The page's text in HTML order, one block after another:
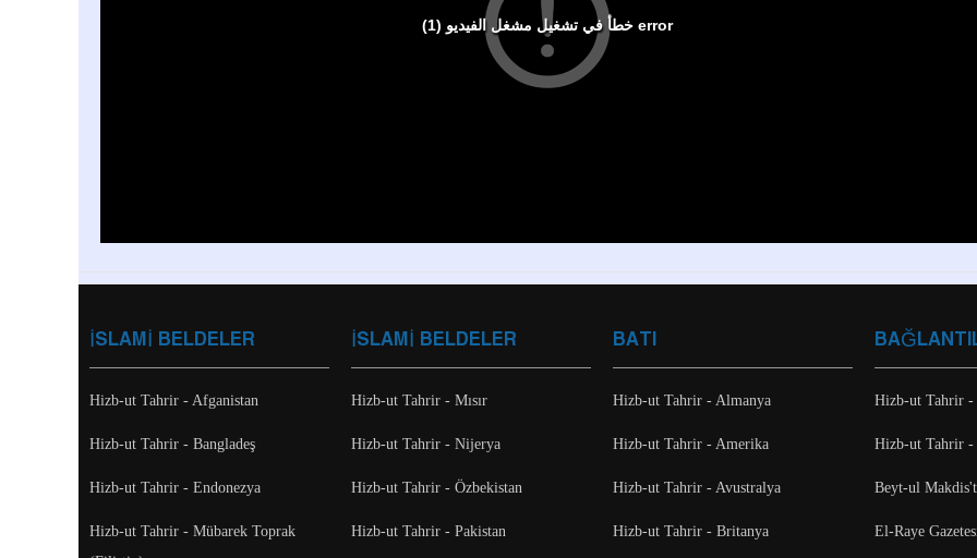
Hizb-ut Tahrir -
Hizb-ut Tahrir -
Beyt-ul
El-Raye
BATI
Hizb-ut Tahrir - Almanya
Hizb-ut Tahrir - Amerika
Hizb-ut Tahrir - Avustralya
Hizb-ut Tahrir - Britanya
İSLAMİ BELDELER
Hizb-ut Tahrir - Mısır
Hizb-ut Tahrir - Nijerya
Hizb-ut Tahrir - Özbekistan
Hizb-ut Tahrir - Pakistan
İSLAMİ BELDELER
Hizb-ut Tahrir - Afganistan
Hizb-ut Tahrir - Bangladeş
Hizb-ut Tahrir - Endonezya
Hizb-ut Tahrir - Mübarek Toprak